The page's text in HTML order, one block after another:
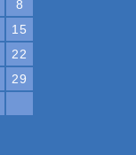
8
15
22
29